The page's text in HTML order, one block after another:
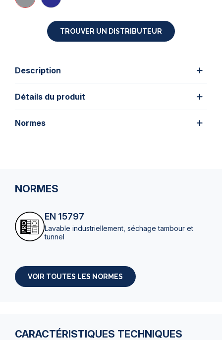
TROUVER UN DISTRIBUTEUR
Description
Détails du produit
Normes
NORMES
EN 15797
Lavable industriellement, séchage tambour et
tunnel
VOIR TOUTES LES NORMES
CARACTÉRISTIQUES TECHNIQUES